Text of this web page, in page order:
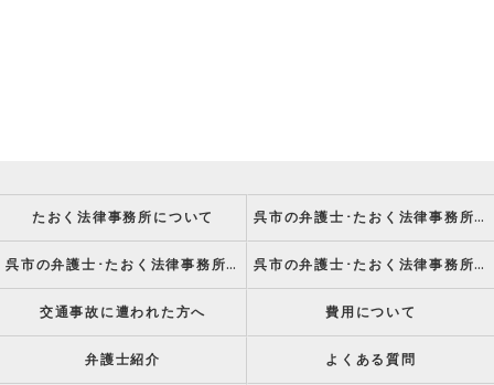
たおく法律事務所について 呉市の弁護士･たおく法律事務所の強み
呉市の弁護士･たおく法律事務所の特徴 呉市の弁護士･たおく法律事務所の方針
交通事故に遭われた方へ 費用について
弁護士紹介 よくある質問